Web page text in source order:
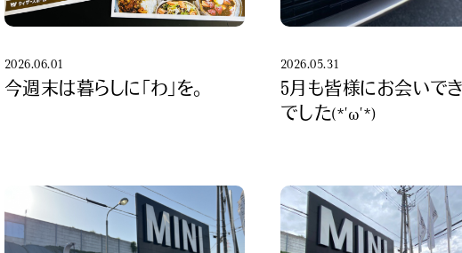
2026.06.01
今週末は暮らしに「わ」を。
2026.05.31
５月も皆様にお会いで
でした(*'ω'*)